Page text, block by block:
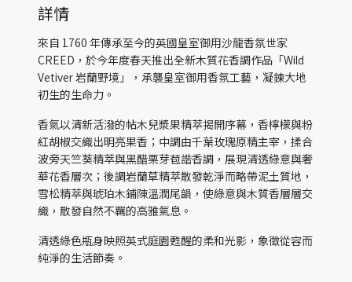
詳情
來自 1760 年傳承至今的英國皇室御用沙龍香氛世家
CREED，於今年度春天推出全新木質花香調作品「Wild
Vetiver 岩蘭野境」，承襲皇室御用香氛工藝，凝鍊大地
初生的生命力。
香氣以清新活潑的帖木兒漿果精萃揭開序幕，香檸檬與粉
紅胡椒交織出明亮果香；中調由千葉玫瑰原精主宰，揉合
波旁天竺葵精萃與黑醋栗芽苞諧香調，展現清透綠意與奢
華花香層次；後調岩蘭草精萃散發乾淨而略帶泥土質地，
雪松精萃與琥珀木鋪陳溫潤尾韻，使綠意與木質香層層交
織，散發自然不羈的高雅氣息。
清透綠色瓶身映照英式庭園甦醒的柔和光影，象徵從容而
純淨的生活節奏。